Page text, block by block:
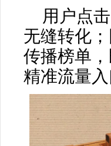
用户点
无缝转化
传播榜单
精准流量入